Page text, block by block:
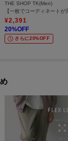
THE SHOP TK(Men)
¥2,391
20%OFF
さらに20%OFF